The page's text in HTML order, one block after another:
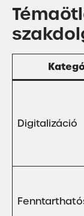
Digitalizáció